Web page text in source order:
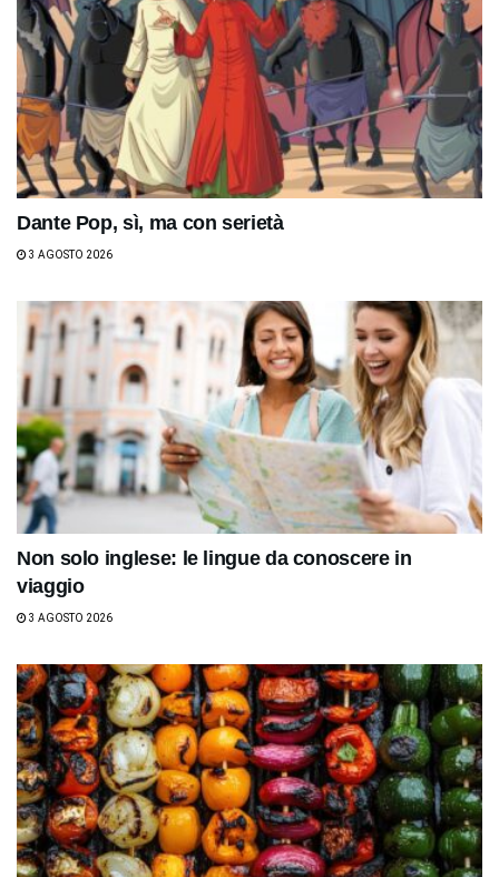
Dante Pop, sì, ma con serietà
3 AGOSTO 2026
Non solo inglese: le lingue da conoscere in
viaggio
3 AGOSTO 2026